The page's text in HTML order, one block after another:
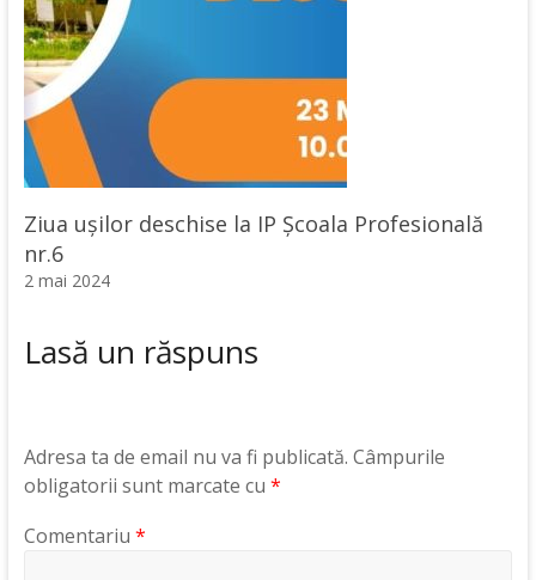
Ziua ușilor deschise la IP Școala Profesională
nr.6
2 mai 2024
Lasă un răspuns
Adresa ta de email nu va fi publicată. Câmpurile
obligatorii sunt marcate cu *
Comentariu *